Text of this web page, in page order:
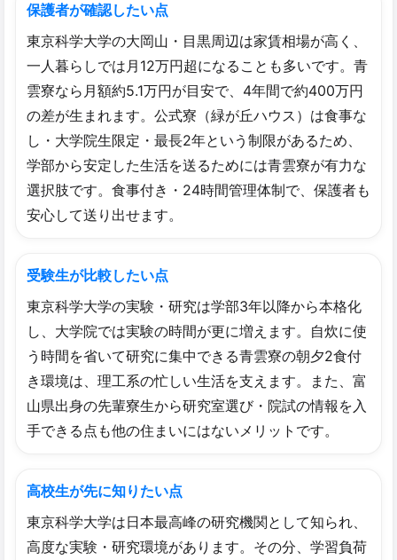
保護者が確認したい点
東京科学大学の大岡山・目黒周辺は家賃相場が高く、
一人暮らしでは月12万円超になることも多いです。青
雲寮なら月額約5.1万円が目安で、4年間で約400万円
の差が生まれます。公式寮（緑が丘ハウス）は食事な
し・大学院生限定・最長2年という制限があるため、
学部から安定した生活を送るためには青雲寮が有力な
選択肢です。食事付き・24時間管理体制で、保護者も
安心して送り出せます。
受験生が比較したい点
東京科学大学の実験・研究は学部3年以降から本格化
し、大学院では実験の時間が更に増えます。自炊に使
う時間を省いて研究に集中できる青雲寮の朝夕2食付
き環境は、理工系の忙しい生活を支えます。また、富
山県出身の先輩寮生から研究室選び・院試の情報を入
手できる点も他の住まいにはないメリットです。
高校生が先に知りたい点
東京科学大学は日本最高峰の研究機関として知られ、
高度な実験・研究環境があります。その分、学習負荷